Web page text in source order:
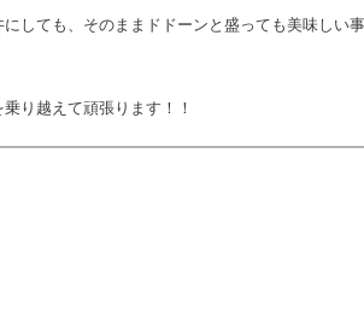
ままドドーンと盛っても美味しい事に変
り越えて頑張ります！！